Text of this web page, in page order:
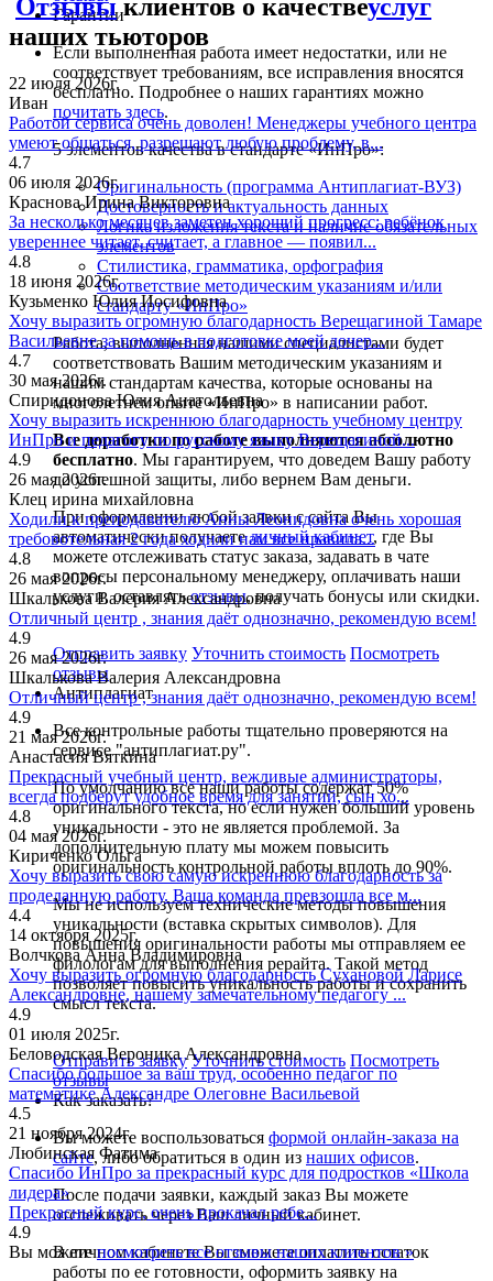
Гарантии
Если выполненная работа имеет недостатки, или не
соответствует требованиям, все исправления вносятся
бесплатно. Подробнее о наших гарантиях можно
почитать здесь.
5 элементов качества в стандарте «ИнПро»:
Оригинальность (программа Антиплагиат-ВУЗ)
Достоверность и актуальность данных
Логика изложения текста и наличие обязательных
элементов
Стилистика, грамматика, орфография
Соответствие методическим указаниям и/или
стандарту «ИнПро»
Работа, выполненная нашими специалистами будет
соответствовать Вашим методическим указаниям и
нашим стандартам качества, которые основаны на
многолетнем опыте «ИнПро» в написании работ.
Все доработки по работе выполняются абсолютно
бесплатно. Мы гарантируем, что доведем Вашу работу
до успешной защиты, либо вернем Вам деньги.
При оформлении любой заявки с сайта Вы
автоматически получаетеличный кабинет, где Вы
можете отслеживать статус заказа, задавать в чате
вопросы персональному менеджеру, оплачивать наши
услуги, оставлятьотзывы, получать бонусы или скидки.
Отправить заявку Уточнить стоимость Посмотреть
отзывы
Антиплагиат
Все контрольные работы тщательно проверяются на
сервисе "антиплагиат.ру".
По умолчанию все наши работы содержат 50%
оригинального текста, но если нужен больший уровень
уникальности - это не является проблемой. За
дополнительную плату мы можем повысить
оригинальность контрольной работы вплоть до 90%.
Мы не используем технические методы повышения
уникальности (вставка скрытых символов). Для
повышения оригинальности работы мы отправляем ее
филологам для выполнения рерайта. Такой метод
позволяет повысить уникальность работы и сохранить
смысл текста.
Отправить заявку Уточнить стоимость Посмотреть
отзывы
Как заказать?
Вы можете воспользоваться формой онлайн-заказа на
сайте, либо обратиться в один из наших офисов.
После подачи заявки, каждый заказ Вы можете
отслеживать через Ваш личный кабинет.
В личном кабинете Вы сможете оплатить остаток
работы по ее готовности, оформить заявку на
Отзывыклиентов о качествеуслуг
наших тьюторов
22 июля 2026г.
Иван
Работой сервиса очень доволен! Менеджеры учебного центра
умеют общаться, разрешают любую проблему, в...
4.7
06 июля 2026г.
Краснова Ирина Викторовна
За несколько месяцев заметен хороший прогресс: ребёнок
увереннее читает, считает, а главное — появил...
4.8
18 июня 2026г.
Кузьменко Юлия Иосифовна
Хочу выразить огромную благодарность Верещагиной Тамаре
Васильевне за помощь в подготовке моей дочер...
4.7
30 мая 2026г.
Спиридонова Юлия Анатольевна
Хочу выразить искреннюю благодарность учебному центру
ИнПро и педагогу по русскому языку Верещагиной...
4.9
26 мая 2026г.
Клец ирина михайловна
Ходили к преподавателю Анны Леонидовна очень хорошая
требовотельная 2 года ходили нам все нравила...
4.8
26 мая 2026г.
Шкалькова Валерия Александровна
Отличный центр , знания даёт однозначно, рекомендую всем!
4.9
26 мая 2026г.
Шкалькова Валерия Александровна
Отличный центр , знания даёт однозначно, рекомендую всем!
4.9
21 мая 2026г.
Анастасия Вяткина
Прекрасный учебный центр, вежливые администраторы,
всегда подберут удобное время для занятий, сын хо...
4.8
04 мая 2026г.
Кириченко Ольга
Хочу выразить свою самую искреннюю благодарность за
проделанную работу. Ваша команда превзошла все м...
4.4
14 октября 2025г.
Волчкова Анна Владимировна
Хочу выразить огромную благодарность Сухановой Ларисе
Александровне, нашему замечательному педагогу ...
4.9
01 июля 2025г.
Беловодская Вероника Александровна
Спасибо большое за ваш труд, особенно педагог по
математике Александре Олеговне Васильевой
4.5
21 ноября 2024г.
Любинская Фатима
Спасибо ИнПро за прекрасный курс для подростков «Школа
лидера»
Прекрасный курс, очень прокачал ребе...
4.9
Вы можетепосмотреть все отзывы наших клиентов »